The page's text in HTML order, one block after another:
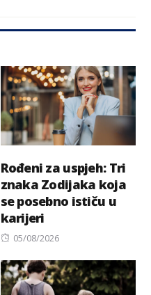
Rođeni za uspjeh: Tri
znaka Zodijaka koja
se posebno ističu u
karijeri
Posted
05/08/2026